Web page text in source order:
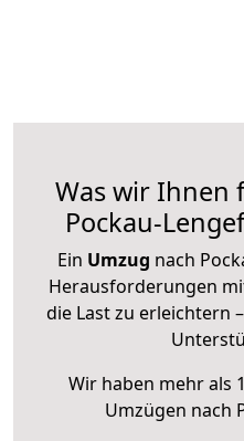
Was wir Ihnen
Pockau-
Ein Umzug nach
Herausforderungen
die Last zu erleichtern
Wir haben mehr als
Umzügen nach